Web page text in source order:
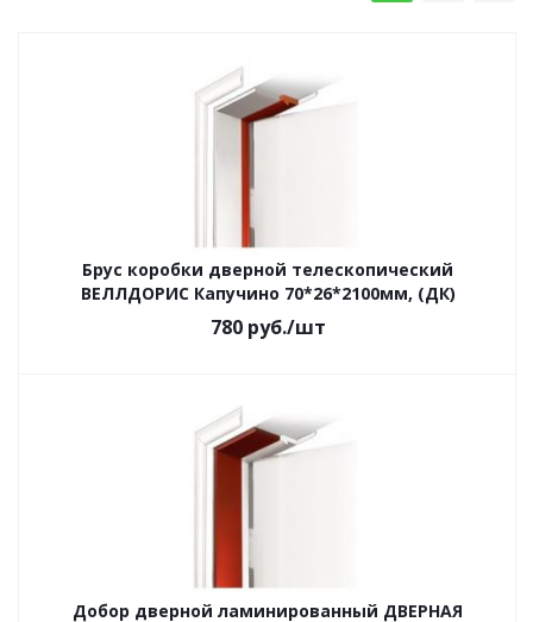
Брус коробки дверной телескопический
ВЕЛЛДОРИС Капучино 70*26*2100мм, (ДК)
780руб./шт
Добор дверной ламинированный ДВЕРНАЯ